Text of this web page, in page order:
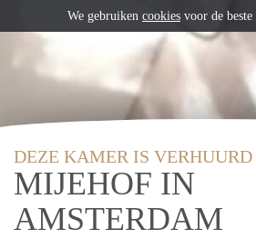
DEZE KAMER IS VERHUURD
MIJEHOF IN
AMSTERDAM
We gebruiken cookies voor de beste